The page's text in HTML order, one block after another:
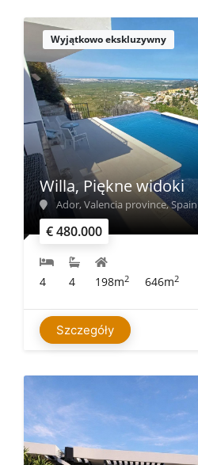
Wyjątkowo ekskluzywny
€ 480.000
Willa, Piękne widoki
Ador, Valencia province, Spain
4 4 198m2 646m2
Szczegóły